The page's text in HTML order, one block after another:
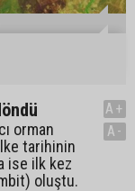
orman
tarihinin
ise ilk kez
oluştu.
A+
A-